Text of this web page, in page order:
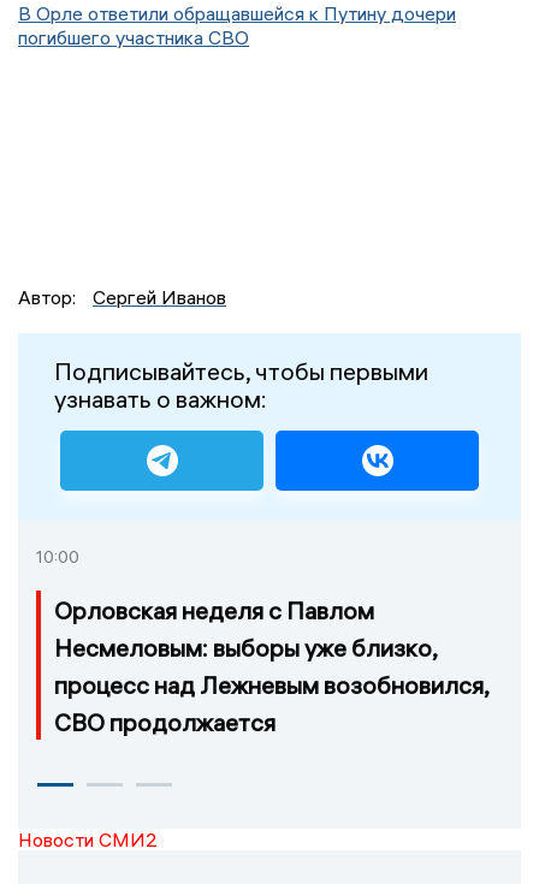
В Орле ответили обращавшейся к Путину дочери
погибшего участника СВО
Автор: Сергей Иванов
Подписывайтесь, чтобы первыми
узнавать о важном:
10:00
Орловская неделя с Павлом
Несмеловым: выборы уже близко,
процесс над Лежневым возобновился,
СВО продолжается
Новости СМИ2